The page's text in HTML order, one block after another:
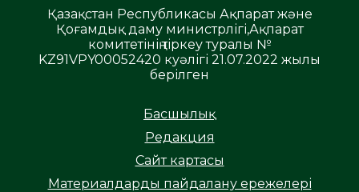
Қазақстан Республикасы Ақпарат және
Қоғамдық даму министрлігі,Ақпарат
комитетінің тіркеу туралы №
KZ91VPY00052420 куәлігі 21.07.2022 жылы
берілген
Басшылық
Редакция
Сайт картасы
Материалдарды пайдалану ережелері